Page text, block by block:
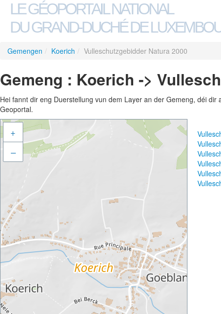
LE GÉOPORTAIL NATIONAL
DU GRAND-DUCHÉ DE
Gemengen / Koerich / Vulleschutzgebidder Natura 2000
Gemeng : Koerich ->
Hei fannt dir eng Duerstellung vun dem Layer an der Gemeng, déi
Geoportal.
+
–